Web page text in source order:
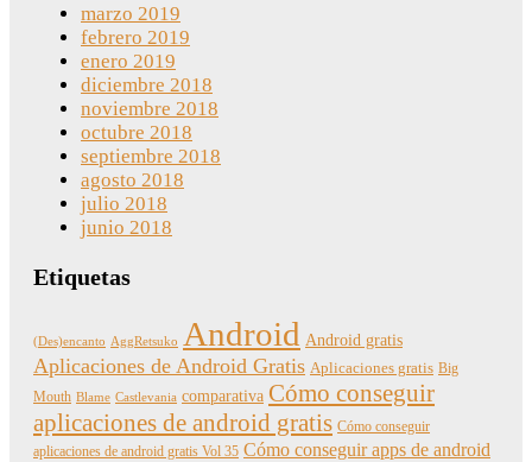
marzo 2019
febrero 2019
enero 2019
diciembre 2018
noviembre 2018
octubre 2018
septiembre 2018
agosto 2018
julio 2018
junio 2018
Etiquetas
(Des)encanto AggRetsuko Android Android gratis
Aplicaciones de Android Gratis Aplicaciones gratis Big
Mouth Blame Castlevania comparativa Cómo conseguir
aplicaciones de android gratis Cómo conseguir
aplicaciones de android gratis Vol 35 Cómo conseguir apps de android